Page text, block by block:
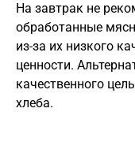
На завтрак не
обработанные
из-за их низкого
ценности.
качественного
хлеба.